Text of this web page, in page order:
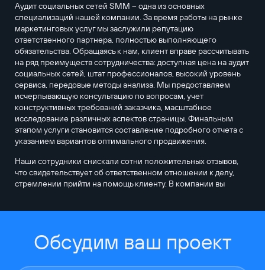
Аудит социальных сетей SMM – одна из основных
специализаций нашей компании. За время работы на рынке
маркетинговых услуг мы заслужили репутацию
ответственного партнера, полностью выполняющего
обязательства. Обращаясь к нам, клиент вправе рассчитывать
на ряд преимуществ сотрудничества: доступная цена на аудит
социальных сетей, штат профессионалов, высокий уровень
сервиса, передовые методы анализа. Мы предоставляем
исчерпывающую консультацию по вопросам, учет
конструктивных требований заказчика, масштабное
исследование различных аспектов страницы. Финальным
этапом услуги становится составление подробного отчета с
указанием вариантов оптимального продвижения.
Наши сотрудники снискали сотни положительных отзывов,
что свидетельствует об ответственном отношении к делу,
стремлении прийти на помощь клиенту. В компании вы
Обсудим ваш проект